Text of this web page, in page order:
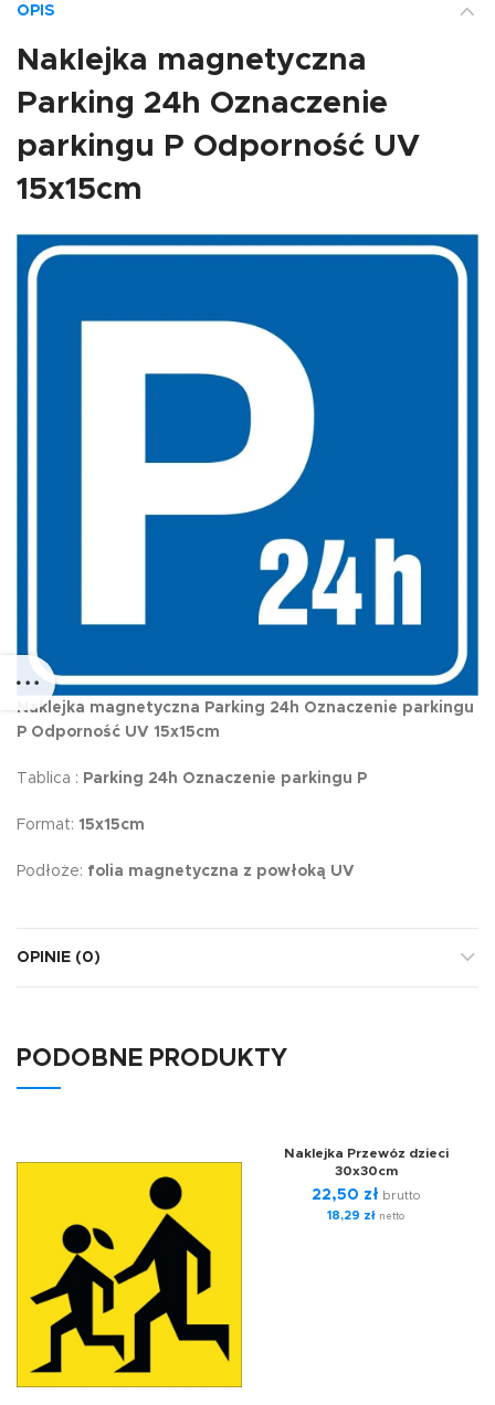
OPIS
Naklejka magnetyczna
Parking 24h Oznaczenie
parkingu P Odporność UV
15x15cm
Naklejka magnetyczna Parking 24h Oznaczenie parkingu
P Odporność UV 15x15cm
Tablica : Parking 24h Oznaczenie parkingu P
Format: 15x15cm
Podłoże: folia magnetyczna z powłoką UV
OPINIE (0)
PODOBNE PRODUKTY
Naklejka Przewóz dzieci
30x30cm
22,50 zł brutto
18,29 zł netto